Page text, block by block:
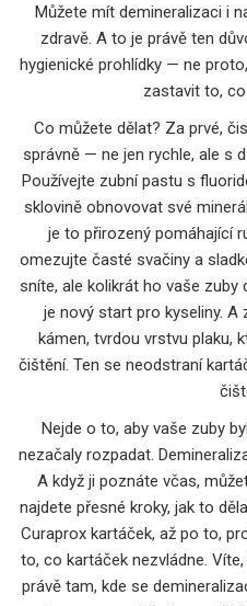
Můžete mít demineralizaci i
zdravě. A to je právě ten
hygienické prohlídky — ne
zastavit to,
Co můžete dělat? Za prvé,
správně — ne jen rychle, ale s
Používejte zubní pastu s
sklovině obnovovat své
je to přirozený pomáhající
omezujte časté svačiny a
sníte, ale kolikrát ho vaše zuby
je nový start pro kyseliny.
kámen, tvrdou vrstvu plaku,
čištění. Ten se neodstraní
Nejde o to, aby vaše zuby
nezačaly rozpadat.
A když ji poznáte včas,
najdete přesné kroky, jak to
Curaprox kartáček, až po to,
to, co kartáček nezvládne.
právě tam, kde se